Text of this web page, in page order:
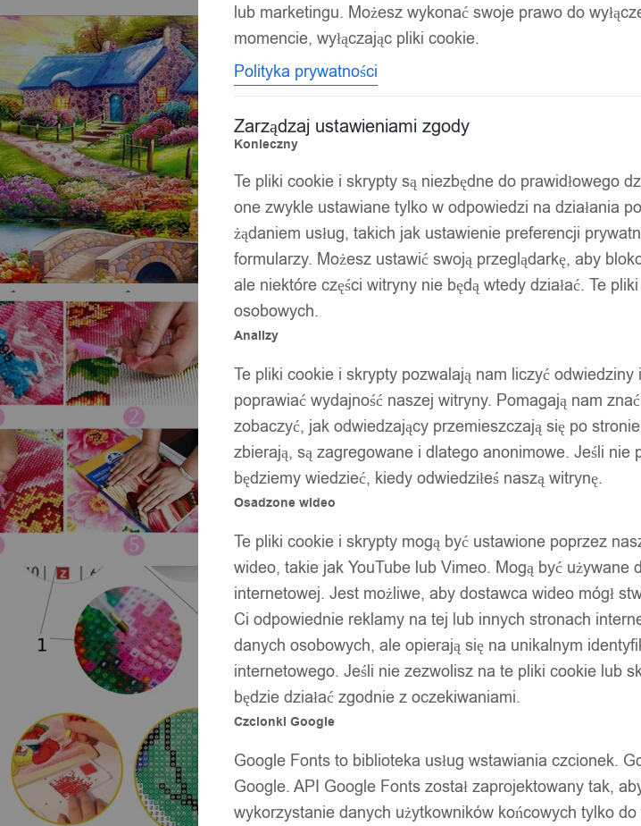
lub marketingu. Możesz wykonać swoje prawo do
momencie, wyłączając pliki cookie.
Polityka prywatności
Zarządzaj ustawieniami zgody
Konieczny
Te pliki cookie i skrypty są niezbędne do prawidłowego
one zwykle ustawiane tylko w odpowiedzi na działania
żądaniem usług, takich jak ustawienie preferencji
formularzy. Możesz ustawić swoją przeglądarkę, aby
ale niektóre części witryny nie będą wtedy działać. Te
osobowych.
Analizy
Te pliki cookie i skrypty pozwalają nam liczyć odwiedziny
poprawiać wydajność naszej witryny. Pomagają nam
zobaczyć, jak odwiedzający przemieszczają się po
zbierają, są zagregowane i dlatego anonimowe. Jeśli
będziemy wiedzieć, kiedy odwiedziłeś naszą witrynę.
Osadzone wideo
Te pliki cookie i skrypty mogą być ustawione poprzez
wideo, takie jak YouTube lub Vimeo. Mogą być
internetowej. Jest możliwe, aby dostawca wideo mógł
Ci odpowiednie reklamy na tej lub innych stronach
danych osobowych, ale opierają się na unikalnym
internetowego. Jeśli nie zezwolisz na te pliki cookie lub
będzie działać zgodnie z oczekiwaniami.
Czcionki Google
Google Fonts to biblioteka usług wstawiania czcionek.
Google. API Google Fonts został zaprojektowany tak,
wykorzystanie danych użytkowników końcowych tylko